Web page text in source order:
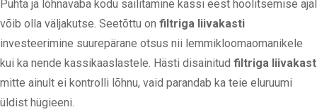
Puhta ja lõhnavaba kodu säilitamine kassi eest hoolitsemise ajal
võib olla väljakutse. Seetõttu on filtriga liivakasti
investeerimine suurepärane otsus nii lemmikloomaomanikele
kui ka nende kassikaaslastele. Hästi disainitud filtriga liivakast
mitte ainult ei kontrolli lõhnu, vaid parandab ka teie eluruumi
üldist hügieeni.